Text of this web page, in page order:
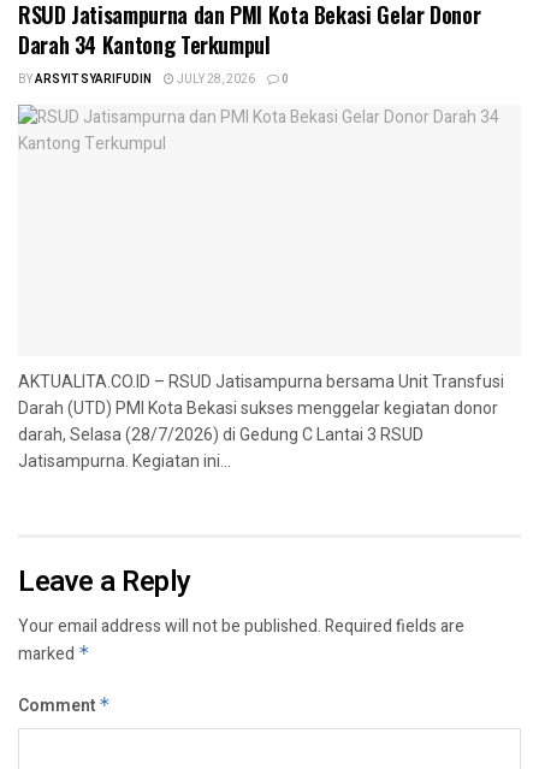
RSUD Jatisampurna dan PMI Kota Bekasi Gelar Donor
Darah 34 Kantong Terkumpul
BYARSYIT SYARIFUDIN JULY 28, 2026 0
AKTUALITA.CO.ID – RSUD Jatisampurna bersama Unit Transfusi
Darah (UTD) PMI Kota Bekasi sukses menggelar kegiatan donor
darah, Selasa (28/7/2026) di Gedung C Lantai 3 RSUD
Jatisampurna. Kegiatan ini...
Leave a Reply
Your email address will not be published.Required fields are
marked *
Comment *